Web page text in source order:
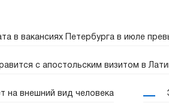
в вакансиях Петербурга в июле
с апостольским визитом в
на внешний вид человека